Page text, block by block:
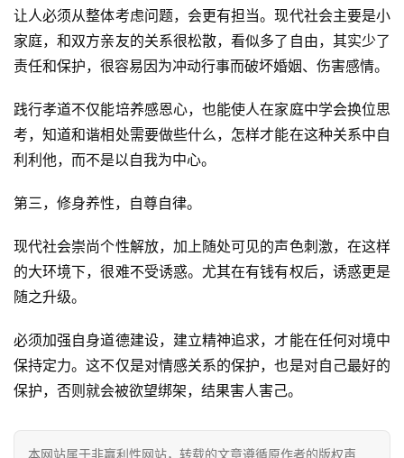
资
八
点
音
高
僧
访
心
乐
提
让人必须从整体考虑问题，会更有担当。现代社会主要是小
家庭，和双方亲友的关系很松散，看似多了自由，其实少了
责任和保护，很容易因为冲动行事而破坏婚姻、伤害感情。
践行孝道不仅能培养感恩心，也能使人在家庭中学会换位思
考，知道和谐相处需要做些什么，怎样才能在这种关系中自
利利他，而不是以自我为中心。
第三，修身养性，自尊自律。
现代社会崇尚个性解放，加上随处可见的声色刺激，在这样
的大环境下，很难不受诱惑。尤其在有钱有权后，诱惑更是
随之升级。
必须加强自身道德建设，建立精神追求，才能在任何对境中
保持定力。这不仅是对情感关系的保护，也是对自己最好的
保护，否则就会被欲望绑架，结果害人害己。
本网站属于非赢利性网站，转载的文章遵循原作者的版权声